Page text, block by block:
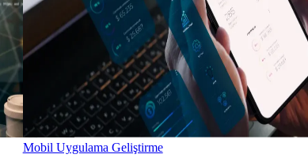
Mobil Uygulama Geliştirme